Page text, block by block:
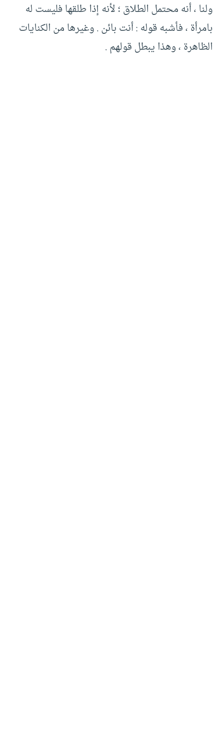
ولنا ، أنه محتمل الطلاق ؛ لأنه إذا طلقها فليست له
بامرأة ، فأشبه قوله : أنت بائن . وغيرها من الكنايات
الظاهرة ، وهذا يبطل قولهم .